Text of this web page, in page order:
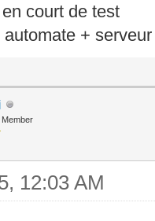
court de test
+
12:03 AM